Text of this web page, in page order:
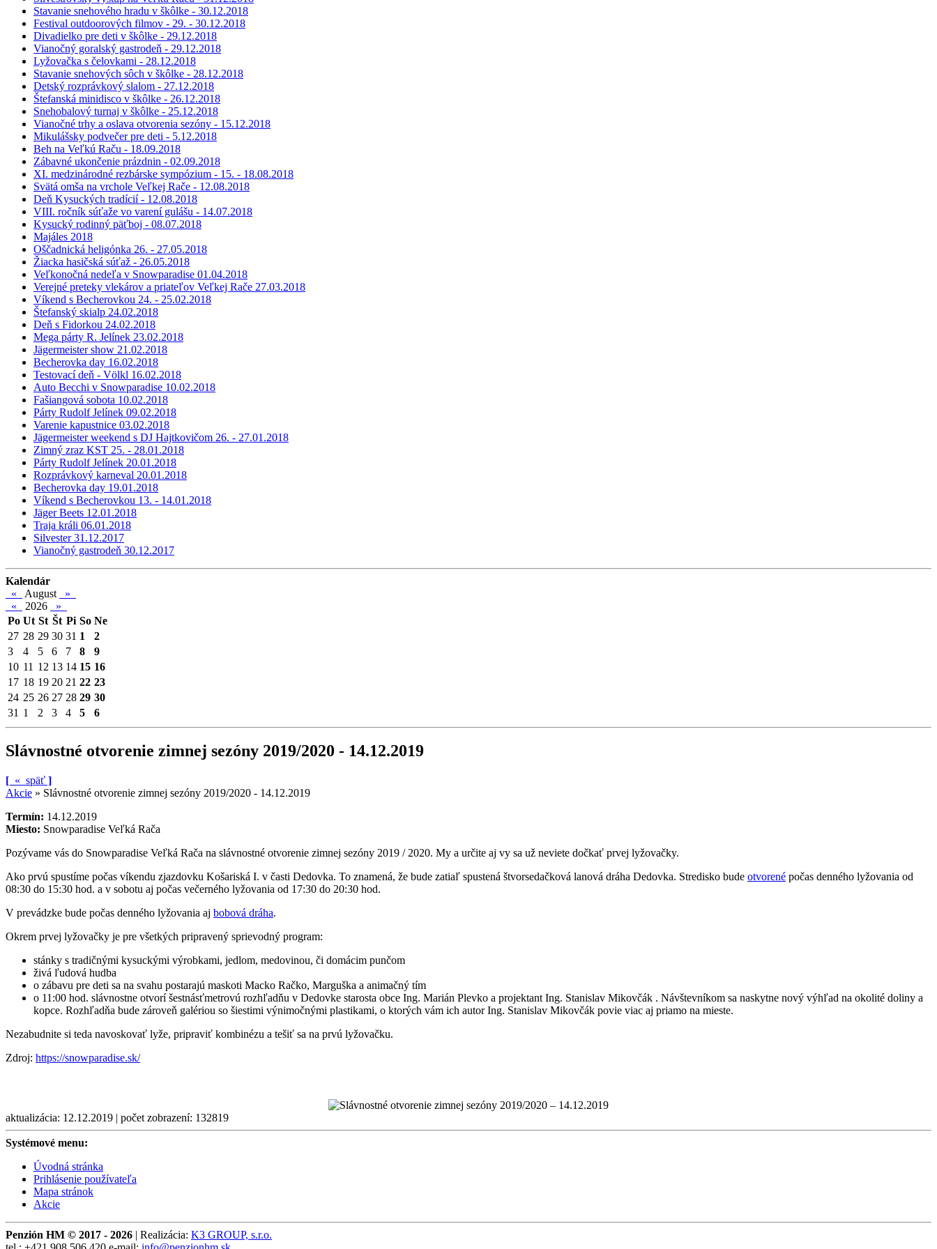
Stavanie snehového hradu v škôlke - 30.12.2018
Festival outdoorových filmov - 29. - 30.12.2018
Divadielko pre deti v škôlke - 29.12.2018
Vianočný goralský gastrodeň - 29.12.2018
Lyžovačka s čelovkami - 28.12.2018
Stavanie snehových sôch v škôlke - 28.12.2018
Detský rozprávkový slalom - 27.12.2018
Štefanská minidisco v škôlke - 26.12.2018
Snehobalový turnaj v škôlke - 25.12.2018
Vianočné trhy a oslava otvorenia sezóny - 15.12.2018
Mikulášsky podvečer pre deti - 5.12.2018
Beh na Veľkú Raču - 18.09.2018
Zábavné ukončenie prázdnin - 02.09.2018
XI. medzinárodné rezbárske sympózium - 15. - 18.08.2018
Svätá omša na vrchole Veľkej Rače - 12.08.2018
Deň Kysuckých tradícií - 12.08.2018
VIII. ročník súťaže vo varení gulášu - 14.07.2018
Kysucký rodinný päťboj - 08.07.2018
Majáles 2018
Oščadnická heligónka 26. - 27.05.2018
Žiacka hasičská súťaž - 26.05.2018
Veľkonočná nedeľa v Snowparadise 01.04.2018
Verejné preteky vlekárov a priateľov Veľkej Rače 27.03.2018
Víkend s Becherovkou 24. - 25.02.2018
Štefanský skialp 24.02.2018
Deň s Fidorkou 24.02.2018
Mega párty R. Jelínek 23.02.2018
Jägermeister show 21.02.2018
Becherovka day 16.02.2018
Testovací deň - Völkl 16.02.2018
Auto Becchi v Snowparadise 10.02.2018
Fašiangová sobota 10.02.2018
Párty Rudolf Jelínek 09.02.2018
Varenie kapustnice 03.02.2018
Jägermeister weekend s DJ Hajtkovičom 26. - 27.01.2018
Zimný zraz KST 25. - 28.01.2018
Párty Rudolf Jelínek 20.01.2018
Rozprávkový karneval 20.01.2018
Becherovka day 19.01.2018
Víkend s Becherovkou 13. - 14.01.2018
Jäger Beets 12.01.2018
Traja králi 06.01.2018
Silvester 31.12.2017
Vianočný gastrodeň 30.12.2017
Kalendár
«
August
»
«
2026
»
Po Ut St Št Pi So Ne
27 28 29 30 31 1
2
3
4 5 6 7 8
9
10 11 12 13 14 15 16
17 18 19 20 21 22 23
24 25 26 27 28 29 30
31 1 2 3 4 5 6
Slávnostné otvorenie zimnej sezóny 2019/2020 - 14.12.2019
[ « späť ]
Akcie » Slávnostné otvorenie zimnej sezóny 2019/2020 - 14.12.2019
Termín: 14.12.2019
Miesto: Snowparadise Veľká Rača
Pozývame vás do Snowparadise Veľká Rača na slávnostné otvorenie zimnej sezóny 2019 / 2020. My a určite aj vy sa už neviete dočkať prvej lyžovačky.
Ako prvú spustíme počas víkendu zjazdovku Košariská I. v časti Dedovka. To znamená, že bude zatiaľ spustená štvorsedačková lanová dráha Dedovka. Stredisko bude otvorené počas denného lyžovania od
08:30 do 15:30 hod. a v sobotu aj počas večerného lyžovania od 17:30 do 20:30 hod.
V prevádzke bude počas denného lyžovania aj bobová dráha.
Okrem prvej lyžovačky je pre všetkých pripravený sprievodný program:
stánky s tradičnými kysuckými výrobkami, jedlom, medovinou, či domácim punčom
živá ľudová hudba
o zábavu pre deti sa na svahu postarajú maskoti Macko Račko, Marguška a animačný tím
o 11:00 hod. slávnostne otvorí šestnásťmetrovú rozhľadňu v Dedovke starosta obce Ing. Marián Plevko a projektant Ing. Stanislav Mikovčák . Návštevníkom sa naskytne nový výhľad na okolité doliny a
kopce. Rozhľadňa bude zároveň galériou so šiestimi výnimočnými plastikami, o ktorých vám ich autor Ing. Stanislav Mikovčák povie viac aj priamo na mieste.
Nezabudnite si teda navoskovať lyže, pripraviť kombinézu a tešiť sa na prvú lyžovačku.
Zdroj: https://snowparadise.sk/
aktualizácia: 12.12.2019 | počet zobrazení: 132819
Systémové menu:
Úvodná stránka
Prihlásenie používateľa
Mapa stránok
Akcie
Penzión HM © 2017 - 2026 | Realizácia: K3 GROUP, s.r.o.